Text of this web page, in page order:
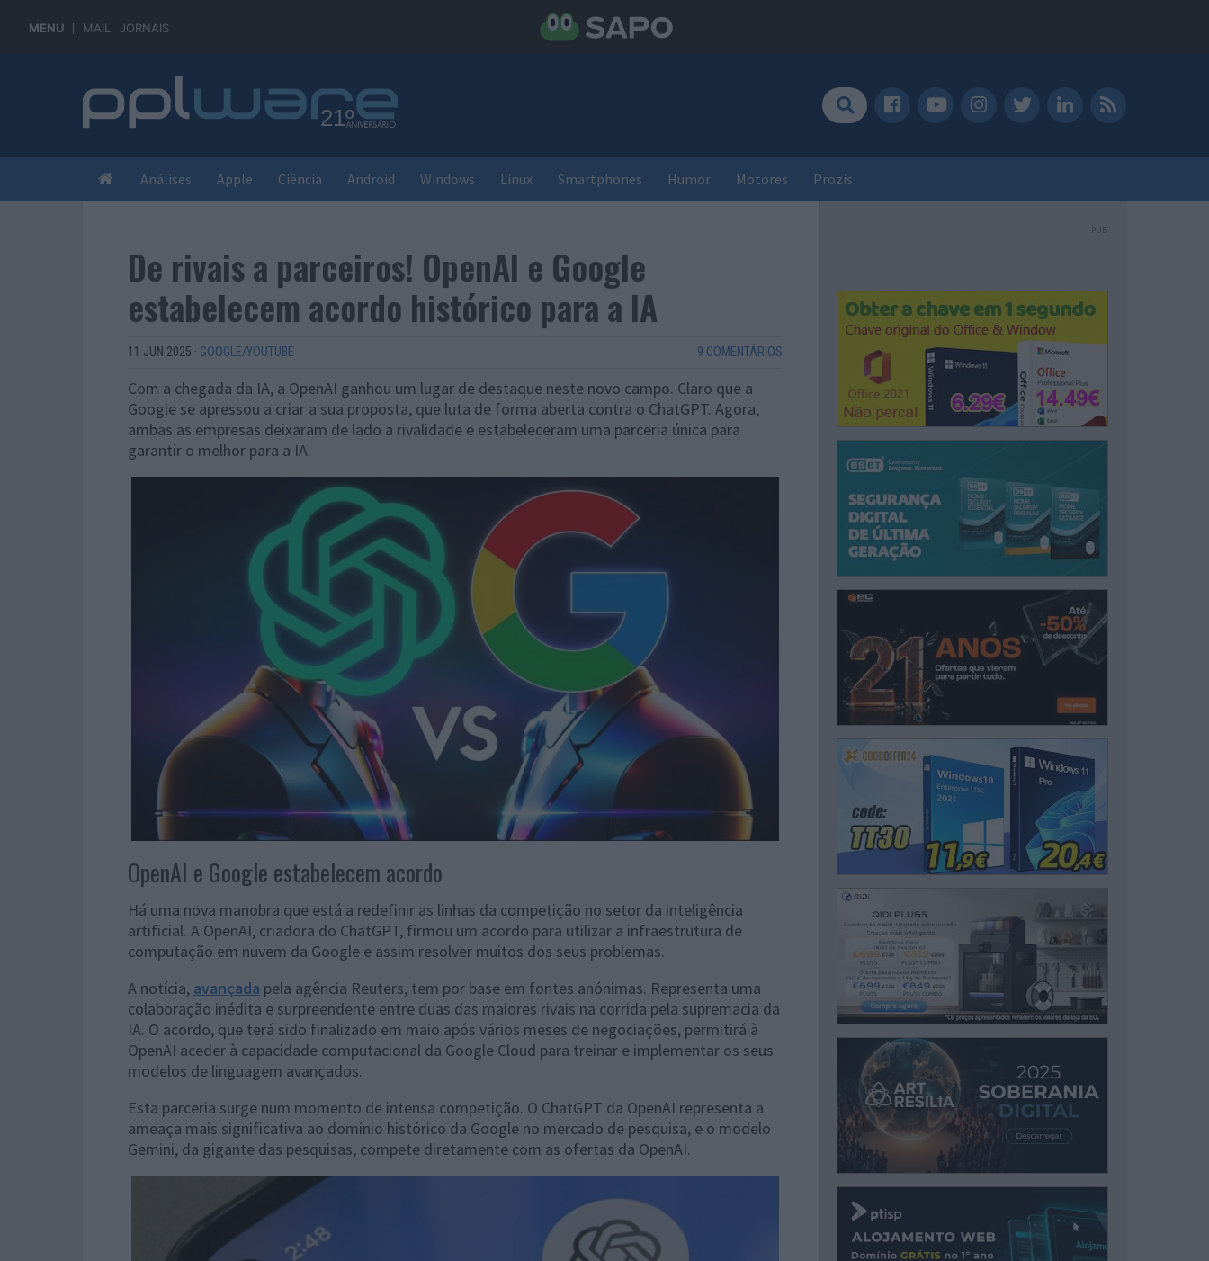
MENU MAIL JORNAIS
Análises Apple Ciência Android Windows Linux Smartphones Humor Motores Prozis
De rivais a parceiros! OpenAI e Google
estabelecem acordo histórico para a IA
11 JUN 2025 · GOOGLE/YOUTUBE 9 COMENTÁRIOS
Com a chegada da IA, a OpenAI ganhou um lugar de destaque neste novo campo. Claro que a
Google se apressou a criar a sua proposta, que luta de forma aberta contra o ChatGPT. Agora,
ambas as empresas deixaram de lado a rivalidade e estabeleceram uma parceria única para
garantir o melhor para a IA.
OpenAI e Google estabelecem acordo
Há uma nova manobra que está a redefinir as linhas da competição no setor da inteligência
artificial. A OpenAI, criadora do ChatGPT, firmou um acordo para utilizar a infraestrutura de
computação em nuvem da Google e assim resolver muitos dos seus problemas.
A notícia, avançada pela agência Reuters, tem por base em fontes anónimas. Representa uma
colaboração inédita e surpreendente entre duas das maiores rivais na corrida pela supremacia da
IA. O acordo, que terá sido finalizado em maio após vários meses de negociações, permitirá à
OpenAI aceder à capacidade computacional da Google Cloud para treinar e implementar os seus
modelos de linguagem avançados.
Esta parceria surge num momento de intensa competição. O ChatGPT da OpenAI representa a
ameaça mais significativa ao domínio histórico da Google no mercado de pesquisa, e o modelo
Gemini, da gigante das pesquisas, compete diretamente com as ofertas da OpenAI.
PUB